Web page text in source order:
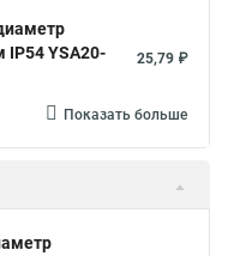
YSA20-
25,79 ₽
Показать больше